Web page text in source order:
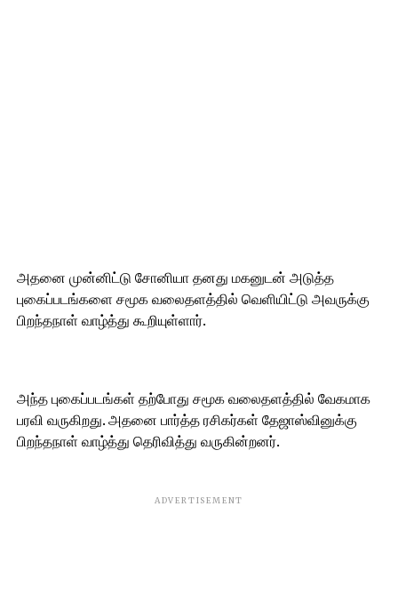
அதனை முன்னிட்டு சோனியா தனது மகனுடன் அடுத்த
புகைப்படங்களை சமூக வலைதளத்தில் வெளியிட்டு அவருக்கு
பிறந்தநாள் வாழ்த்து கூறியுள்ளார்.
அந்த புகைப்படங்கள் தற்போது சமூக வலைதளத்தில் வேகமாக
பரவி வருகிறது. அதனை பார்த்த ரசிகர்கள் தேஜாஸ்வினுக்கு
பிறந்தநாள் வாழ்த்து தெரிவித்து வருகின்றனர்.
ADVERTISEMENT